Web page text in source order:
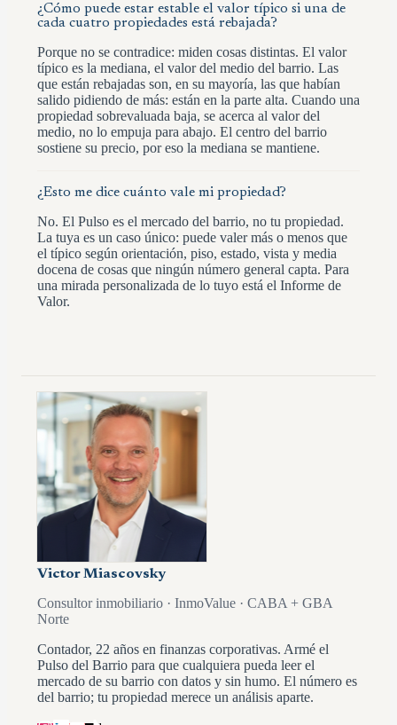
¿Cómo puede estar estable el valor típico si una de
cada cuatro propiedades está rebajada?
Porque no se contradice: miden cosas distintas. El valor
típico es la mediana, el valor del medio del barrio. Las
que están rebajadas son, en su mayoría, las que habían
salido pidiendo de más: están en la parte alta. Cuando una
propiedad sobrevaluada baja, se acerca al valor del
medio, no lo empuja para abajo. El centro del barrio
sostiene su precio, por eso la mediana se mantiene.
¿Esto me dice cuánto vale mi propiedad?
No. El Pulso es el mercado del barrio, no tu propiedad.
La tuya es un caso único: puede valer más o menos que
el típico según orientación, piso, estado, vista y media
docena de cosas que ningún número general capta. Para
una mirada personalizada de lo tuyo está el Informe de
Valor.
Victor Miascovsky
Consultor inmobiliario · InmoValue · CABA + GBA
Norte
Contador, 22 años en finanzas corporativas. Armé el
Pulso del Barrio para que cualquiera pueda leer el
mercado de su barrio con datos y sin humo. El número es
del barrio; tu propiedad merece un análisis aparte.